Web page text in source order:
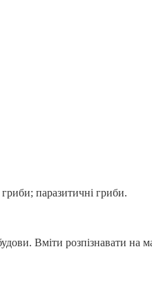
паразитичні гриби.
Вміти розпізнавати на